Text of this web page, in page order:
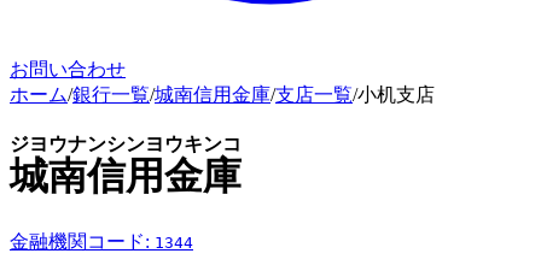
お問い合わせ
ホーム/銀行一覧/城南信用金庫/支店一覧/小机支店
城南信用金庫
ジヨウナンシンヨウキンコ
金融機関コード: 1344